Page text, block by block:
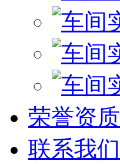
荣誉资质
联系我们